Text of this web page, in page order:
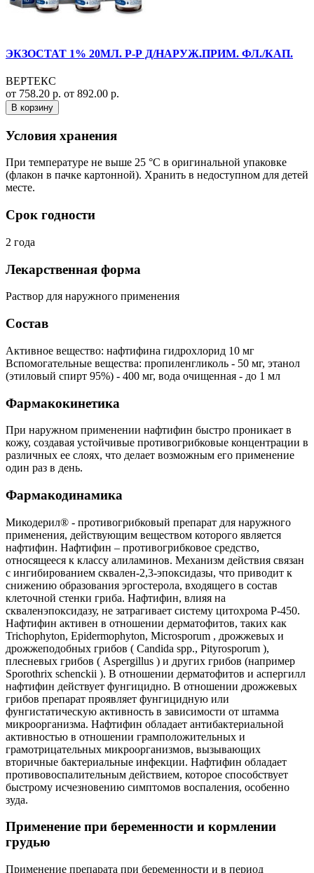
ЭКЗОСТАТ 1% 20МЛ. Р-Р Д/НАРУЖ.ПРИМ. ФЛ./КАП.
ВЕРТЕКС
от 758.20 р. от 892.00 р.
В корзину
Условия хранения
При температуре не выше 25 °С в оригинальной упаковке
(флакон в пачке картонной). Хранить в недоступном для детей
месте.
Срок годности
2 года
Лекарственная форма
Раствор для наружного применения
Состав
Активное вещество: нафтифина гидрохлорид 10 мг
Вспомогательные вещества: пропиленгликоль - 50 мг, этанол
(этиловый спирт 95%) - 400 мг, вода очищенная - до 1 мл
Фармакокинетика
При наружном применении нафтифин быстро проникает в
кожу, создавая устойчивые противогрибковые концентрации в
различных ее слоях, что делает возможным его применение
один раз в день.
Фармакодинамика
Микодерил® - противогрибковый препарат для наружного
применения, действующим веществом которого является
нафтифин. Нафтифин – противогрибковое средство,
относящееся к классу алиламинов. Механизм действия связан
с ингибированием сквален-2,3-эпоксидазы, что приводит к
снижению образования эргостерола, входящего в состав
клеточной стенки гриба. Нафтифин, влияя на
скваленэпоксидазу, не затрагивает систему цитохрома Р-450.
Нафтифин активен в отношении дерматофитов, таких как
Trichophyton, Epidermophyton, Microsporum , дрожжевых и
дрожжеподобных грибов ( Candida spp., Pityrosporum ),
плесневых грибов ( Aspergillus ) и других грибов (например
Sporothrix schenckii ). В отношении дерматофитов и аспергилл
нафтифин действует фунгицидно. В отношении дрожжевых
грибов препарат проявляет фунгицидную или
фунгистатическую активность в зависимости от штамма
микроорганизма. Нафтифин обладает антибактериальной
активностью в отношении грамположительных и
грамотрицательных микроорганизмов, вызывающих
вторичные бактериальные инфекции. Нафтифин обладает
противовоспалительным действием, которое способствует
быстрому исчезновению симптомов воспаления, особенно
зуда.
Применение при беременности и кормлении
грудью
Применение препарата при беременности и в период